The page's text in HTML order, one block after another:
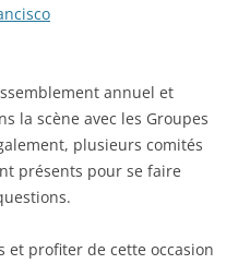
annuel et
la scène avec les Groupes
plusieurs comités
présents pour se faire
et profiter de cette occasion